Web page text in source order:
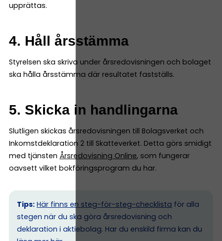
upprättas.
4. Håll årsstämma
Styrelsen ska skriva under årsredovisningen och bolaget
ska hålla årsstämma där resultatet fastställs.
5. Skicka in handlingarna
Slutligen skickas årsredovisningen till Bolagsverket och
Inkomstdeklaration 2 till Skatteverket. Detta görs smidigt
med tjänsten Årsredovisning Online, som fungerar
oavsett vilket bokföringsprogram du har.
Tips: Här finns en steg-för-steg-checklista för alla
stegen när du ska göra årsredovisning och
deklaration i aktiebolag. Har du enskild firma kan du